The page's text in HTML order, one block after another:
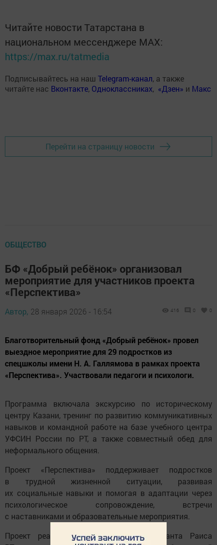
Читайте новости Татарстана в
национальном мессенджере MАХ:
https://max.ru/tatmedia
Подписывайтесь на наш Telegram-канал, а также
читайте нас Вконтакте, Одноклассниках, «Дзен» и Макс
Перейти на страницу новости
ОБЩЕСТВО
БФ «Добрый ребёнок» организовал
мероприятие для участников проекта
«Перспектива»
Автор, 28 января 2026 - 16:54 416 0 0
Благотворительный фонд «Добрый ребёнок» провел
выездное мероприятие для 29 подростков из
спецшколы имени Н. А. Галлямова в рамках проекта
«Перспектива». Участвовали педагоги и психологи.
Программа включала экскурсию по историческому
центру Казани, тренинг по развитию коммуникативных
навыков и командной работе на базе учебного центра
УФСИН России по РТ, а также совместный обед для
неформального общения.
Проект «Перспектива» поддерживает подростков
в трудной жизненной ситуации, развивая
их социальные навыки и помогая в адаптации через
психологическое сопровождение, встречи
с наставниками и образовательные мероприятия.
Проект реализуется при поддержке гранта Раиса